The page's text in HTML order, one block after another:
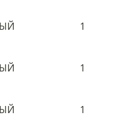
1
1
1